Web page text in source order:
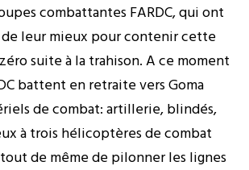
combattantes FARDC, qui ont
de leur mieux pour contenir cette
suite à la trahison. A ce moment
battent en retraite vers Goma
de combat: artillerie, blindés,
à trois hélicoptères de combat
de même de pilonner les lignes